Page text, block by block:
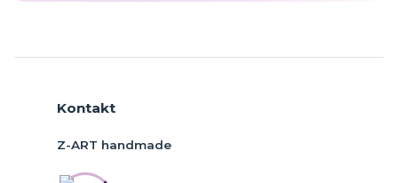
Kontakt
Z-ART handmade